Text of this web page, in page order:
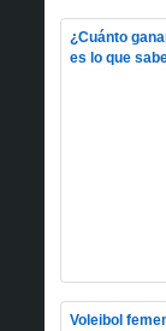
¿Cuánto
es lo que
Voleibol